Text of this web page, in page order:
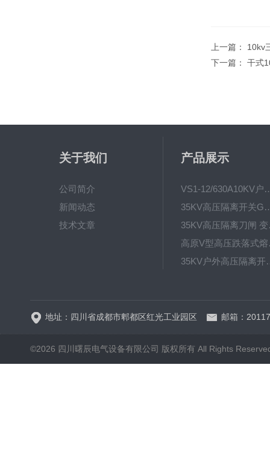
上一篇： 10kv
下一篇： 干式
关于我们
公司简介
新闻动态
技术文章
产品展示
VS1-12/630A10KV
35KV高压隔离开关
高
35KV户外
地址：四川省成都市郫都区红光工业园区 邮箱：
©2026 四川曙辰电气设备有限公司 版权所有 All Rights